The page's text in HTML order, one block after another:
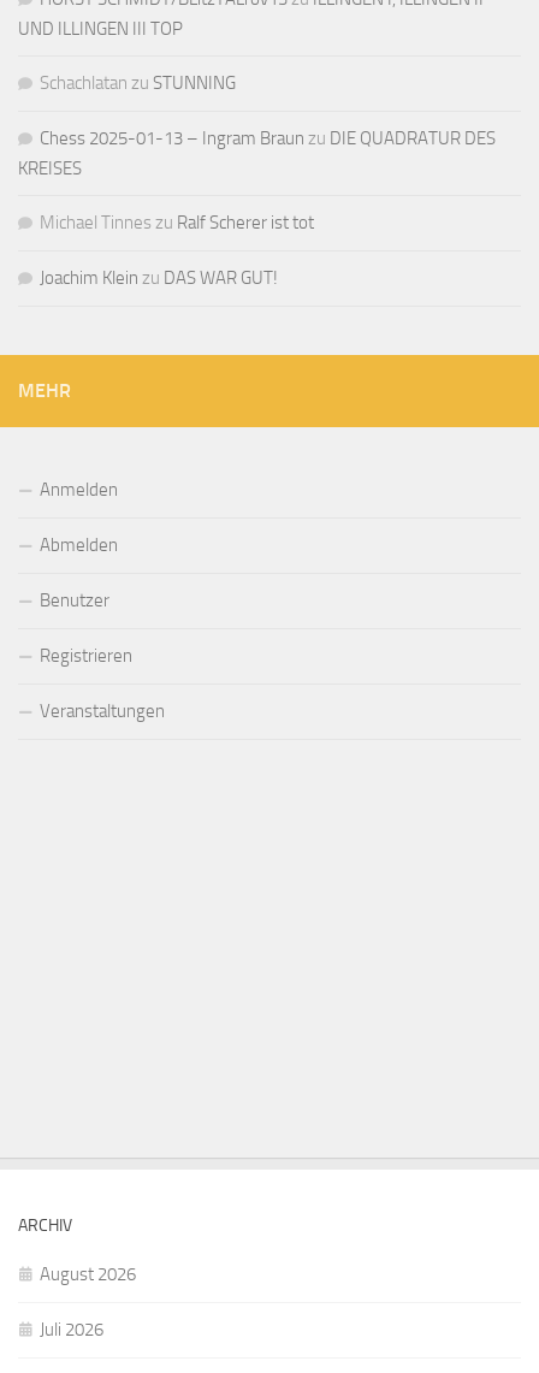
UND ILLINGEN III TOP
Schachlatan zu STUNNING
Chess 2025-01-13 – Ingram Braun zu DIE QUADRATUR DES
KREISES
Michael Tinnes zu Ralf Scherer ist tot
Joachim Klein zu DAS WAR GUT!
MEHR
Anmelden
Abmelden
Benutzer
Registrieren
Veranstaltungen
ARCHIV
August 2026
Juli 2026